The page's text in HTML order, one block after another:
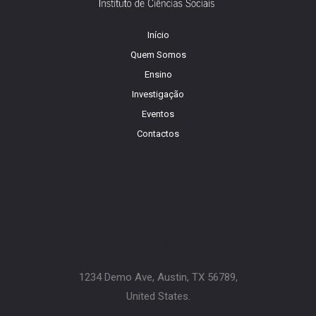
Início
Quem Somos
Ensino
Investigação
Eventos
Contactos
1234 Demo Ave, Austin, TX 56789,
United States.